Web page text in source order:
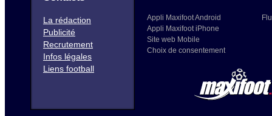
La rédaction
Publicité
Recrutement
Infos légales
Liens football
Appli Maxifoot Android
Appli Maxifoot iPhone
Site web Mobile
Choix de consentement